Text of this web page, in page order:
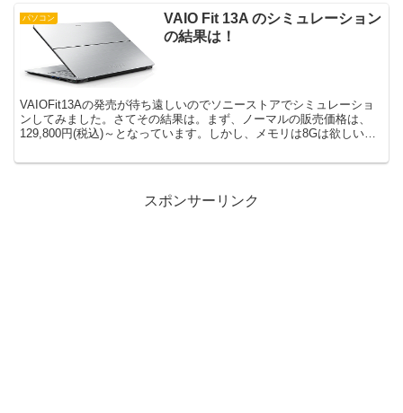
パソコン
VAIO Fit 13A のシミュレーション
の結果は！
VAIOFit13Aの発売が待ち遠しいのでソニーストアでシミュレーショ
ンしてみました。さてその結果は。まず、ノーマルの販売価格は、
129,800円(税込)～となっています。しかし、メモリは8Gは欲しいの
スポンサーリンク